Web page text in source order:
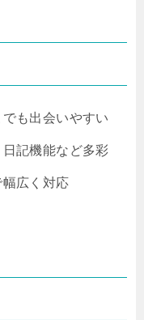
も出会いやすい
記機能など多彩
広く対応